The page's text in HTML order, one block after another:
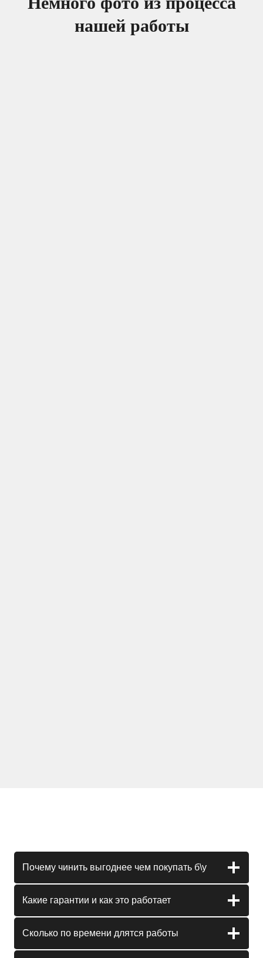
нашей работы
Почему чинить выгоднее чем покупать б\у
Какие гарантии и как это работает
Сколько по времени длятся работы